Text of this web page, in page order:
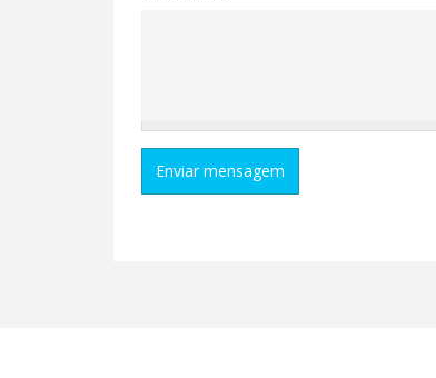
Enviar mensagem